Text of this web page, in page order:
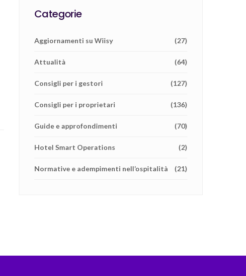
Categorie
Aggiornamenti su Wiisy (27)
Attualità (64)
Consigli per i gestori (127)
Consigli per i proprietari (136)
Guide e approfondimenti (70)
Hotel Smart Operations (2)
Normative e adempimenti nell’ospitalità (21)